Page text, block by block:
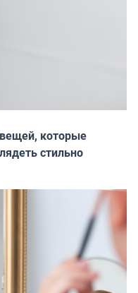
которые
стильно